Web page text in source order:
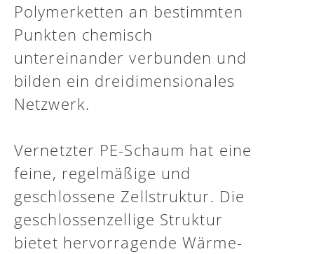
Polymerketten an bestimmten
Punkten chemisch
untereinander verbunden und
bilden ein dreidimensionales
Netzwerk.
Vernetzter PE-Schaum hat eine
feine, regelmäßige und
geschlossene Zellstruktur. Die
geschlossenzellige Struktur
bietet hervorragende Wärme-